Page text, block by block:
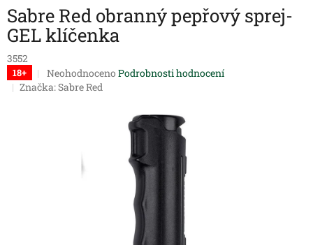
Sabre Red obranný pepřový sprej-
GEL klíčenka
3552
18+
Průměrné
hodnocení
hvězdiček.
Neohodnoceno Podrobnosti hodnocení
Značka:Sabre Red